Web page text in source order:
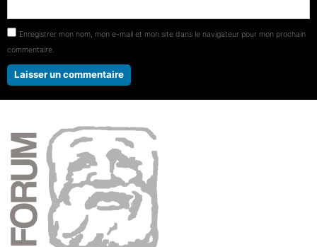
Enregistrer mon nom, mon e-mail et mon site dans le navigateur pour mon prochain
commentaire.